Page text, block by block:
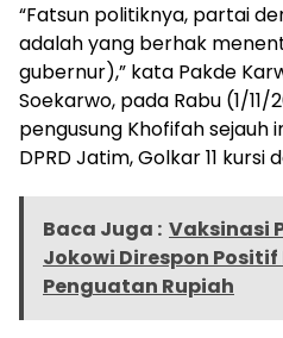
“Fatsun politiknya, partai
adalah yang berhak
gubernur),” kata Pakde
Soekarwo, pada Rabu (1/
pengusung Khofifah sejauh
DPRD Jatim, Golkar 11 kursi
Baca Juga : Vaksinasi
Jokowi Direspon
Penguatan Rupiah